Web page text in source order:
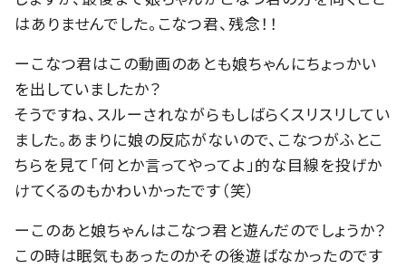
はありませんでした。こなつ君、残念！！
ーこなつ君はこの動画のあとも娘ちゃんにちょっかい
を出していましたか？
そうですね、スルーされながらもしばらくスリスリしてい
ました。あまりに娘の反応がないので、こなつがふとこ
ちらを見て「何とか言ってやってよ」的な目線を投げか
けてくるのもかわいかったです（笑）
ーこのあと娘ちゃんはこなつ君と遊んだのでしょうか？
この時は眠気もあったのかその後遊ばなかったのです